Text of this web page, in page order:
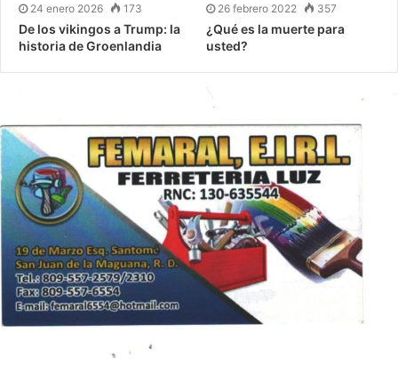
24 enero 2026 173
De los vikingos a Trump: la
historia de Groenlandia
26 febrero 2022 357
¿Qué es la muerte para
usted?